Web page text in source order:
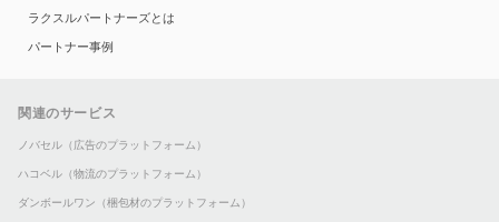
ラクスルパートナーズとは
パートナー事例
関連のサービス
ノバセル（広告のプラットフォーム）
ハコベル（物流のプラットフォーム）
ダンボールワン（梱包材のプラットフォーム）